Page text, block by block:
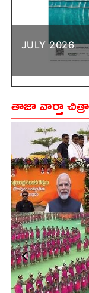
JULY 2026
తాజా వార్తా